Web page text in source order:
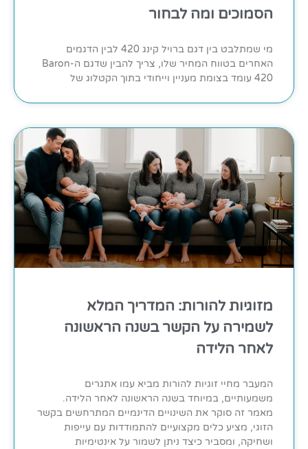
הסמוכים ומה לבחור
מי שמתלבט בין דגם ברויל קינג 420 לבין הדגמים
האחרים בטווח המחיר שלו, צריך להבין שדגם ה-Baron
420 עומד בצומת מעניין וייחודי בתוך הקטלוג של
מזוגיות להורות: המדריך המלא
לשמירה על הקשר בשנה הראשונה
לאחר הלידה
המעבר מחיי זוגיות להורות מביא עמו אתגרים
משמעותיים, במיוחד בשנה הראשונה לאחר הלידה.
מאמר זה סוקר את השינויים הדינמיים המתרחשים בקשר
הזוגי, מציע כלים מקצועיים להתמודדות עם עייפות
ושחיקה, ומסביר כיצד ניתן לשמור על אינטימיות